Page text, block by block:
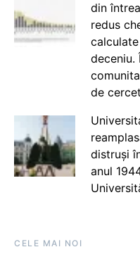
din
redus
deceniu.
de
distruși
anul
CELE MAI NOI